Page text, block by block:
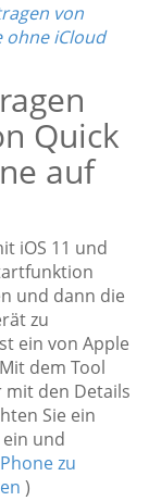
von
ohne iCloud
Quick
auf
iOS 11 und
und dann die
zu
ein von Apple
dem Tool
mit den Details
Sie ein
und
zu
)